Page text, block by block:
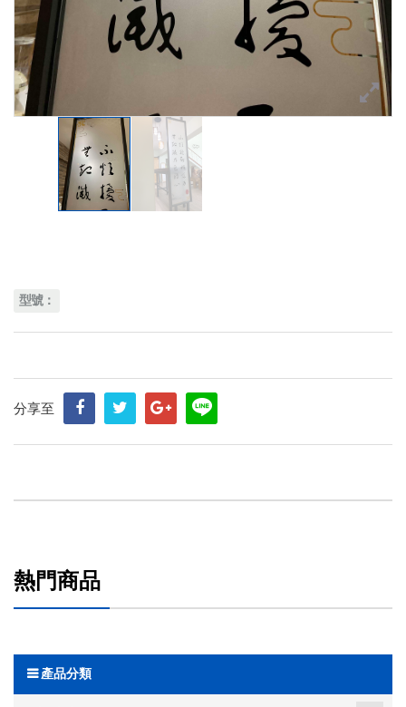
型號：
分享至
熱門商品
產品分類